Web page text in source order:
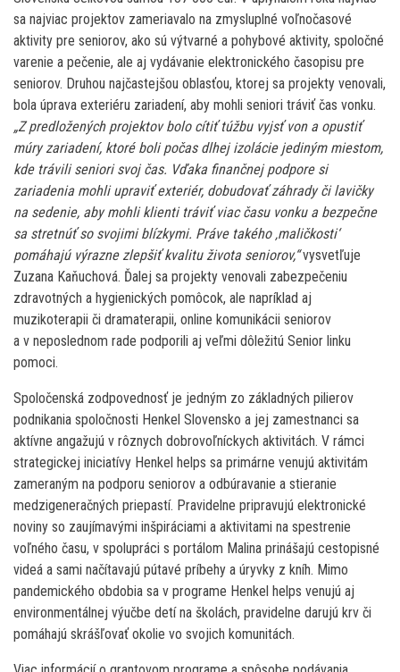
sa najviac projektov zameriavalo na zmysluplné voľnočasové
aktivity pre seniorov, ako sú výtvarné a pohybové aktivity, spoločné
varenie a pečenie, ale aj vydávanie elektronického časopisu pre
seniorov. Druhou najčastejšou oblasťou, ktorej sa projekty venovali,
bola úprava exteriéru zariadení, aby mohli seniori tráviť čas vonku.
„Z predložených projektov bolo cítiť túžbu vyjsť von a opustiť
múry zariadení, ktoré boli počas dlhej izolácie jediným miestom,
kde trávili seniori svoj čas. Vďaka finančnej podpore si
zariadenia mohli upraviť exteriér, dobudovať záhrady či lavičky
na sedenie, aby mohli klienti tráviť viac času vonku a bezpečne
sa stretnúť so svojimi blízkymi. Práve takého ‚maličkosti‘
pomáhajú výrazne zlepšiť kvalitu života seniorov,“vysvetľuje
Zuzana Kaňuchová. Ďalej sa projekty venovali zabezpečeniu
zdravotných a hygienických pomôcok, ale napríklad aj
muzikoterapii či dramaterapii, online komunikácii seniorov
a v neposlednom rade podporili aj veľmi dôležitú Senior linku
pomoci.
Spoločenská zodpovednosť je jedným zo základných pilierov
podnikania spoločnosti Henkel Slovensko a jej zamestnanci sa
aktívne angažujú v rôznych dobrovoľníckych aktivitách. V rámci
strategickej iniciatívy Henkel helps sa primárne venujú aktivitám
zameraným na podporu seniorov a odbúravanie a stieranie
medzigeneračných priepastí. Pravidelne pripravujú elektronické
noviny so zaujímavými inšpiráciami a aktivitami na spestrenie
voľného času, v spolupráci s portálom Malina prinášajú cestopisné
videá a sami načítavajú pútavé príbehy a úryvky z kníh. Mimo
pandemického obdobia sa v programe Henkel helps venujú aj
environmentálnej výučbe detí na školách, pravidelne darujú krv či
pomáhajú skrášľovať okolie vo svojich komunitách.